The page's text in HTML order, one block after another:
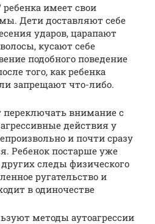
ребенка имеет свои
Дети доставляют себе
ударов, царапают
кусают себе
подобного поведение
того, как ребенка
запрещают что-либо.
переключать внимание с
действия у
и почти сразу
Ребенок постарше уже
следы физического
ругательство и
в одиночестве
методы аутоагрессии